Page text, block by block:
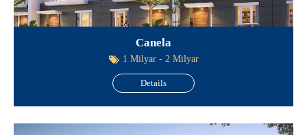
Canela
1 Milyar - 2 Milyar
Details